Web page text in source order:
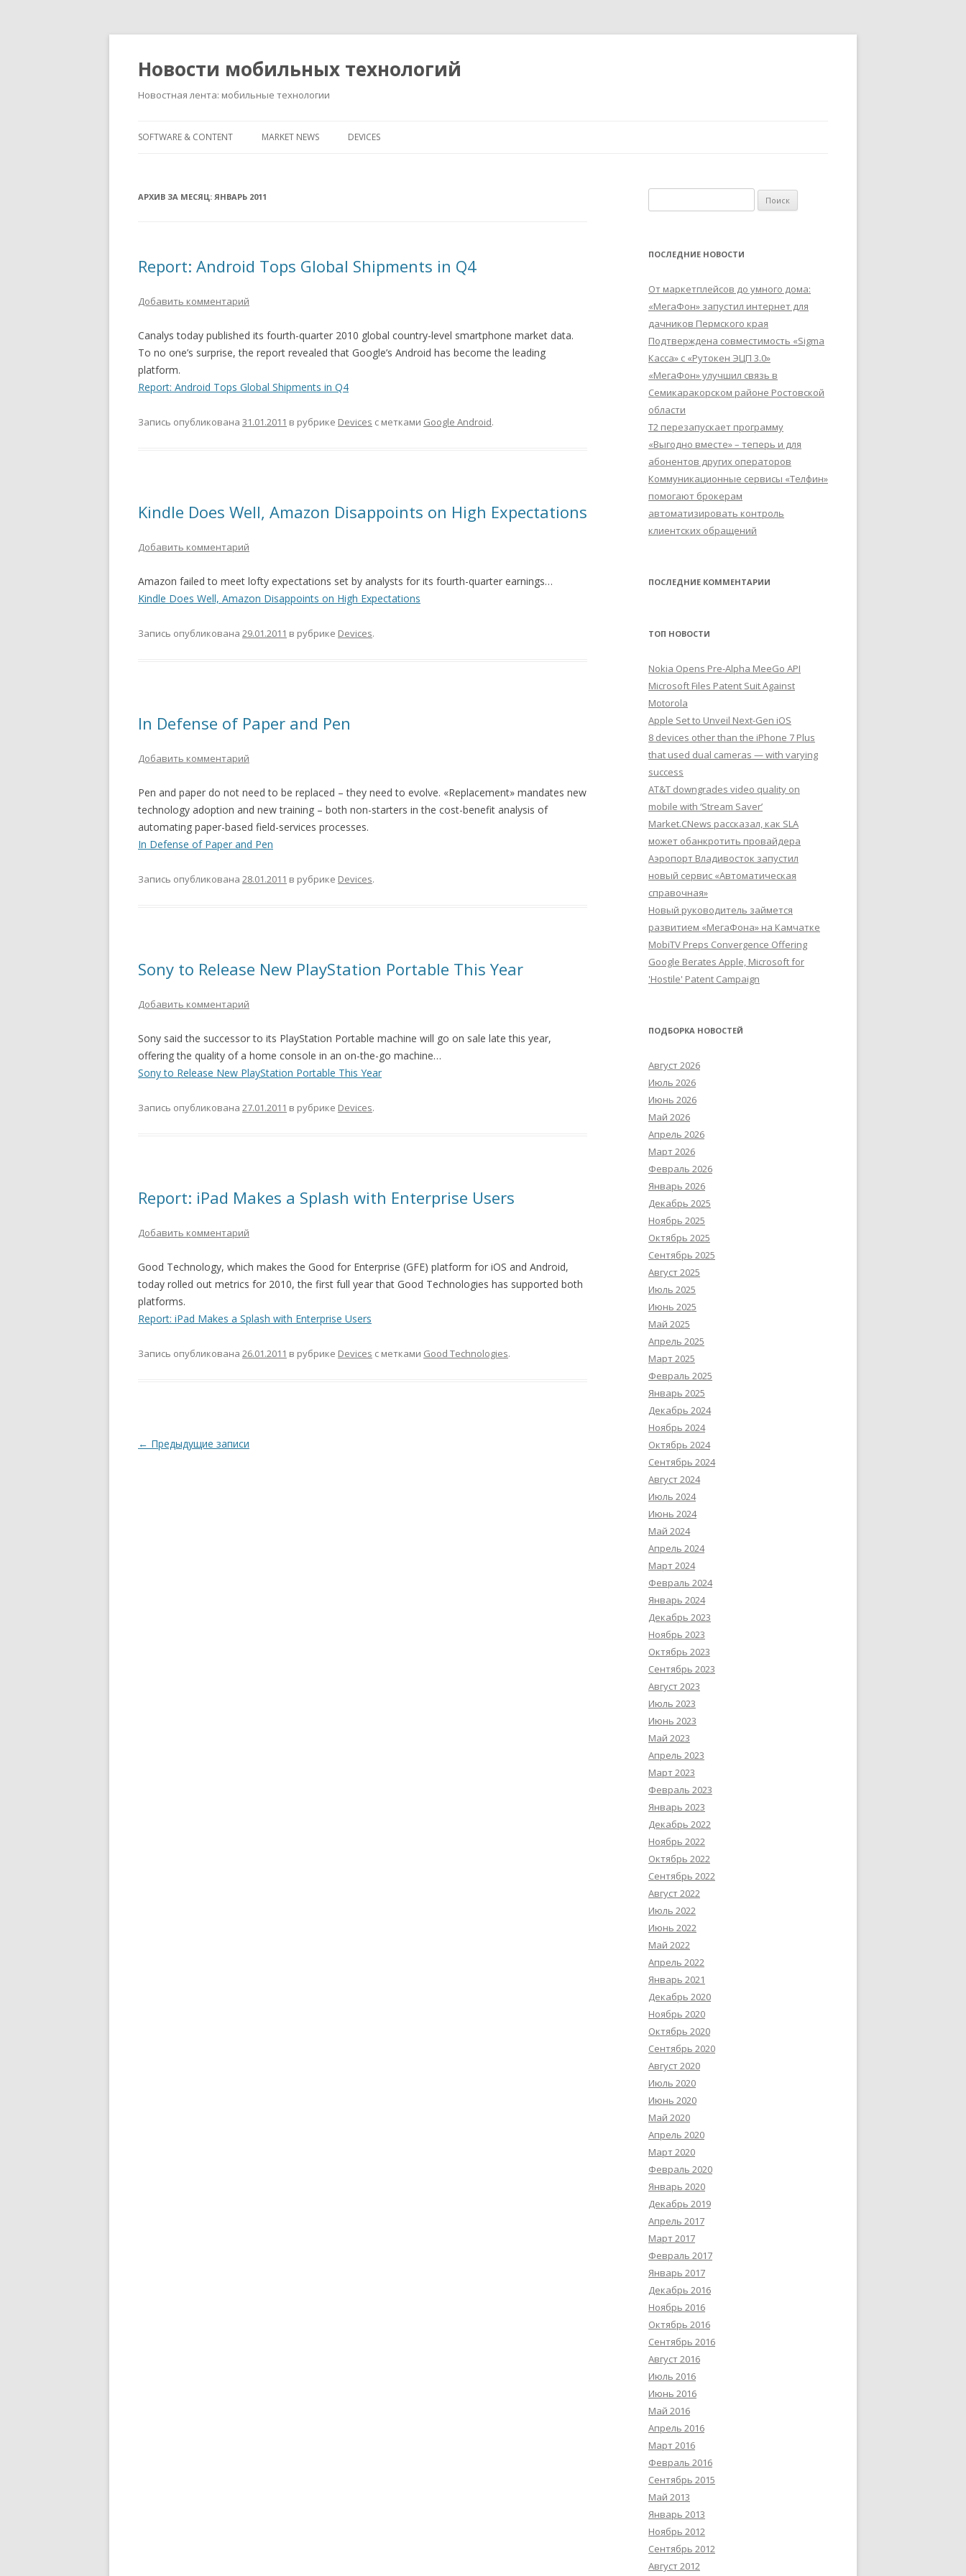
Новости мобильных технологий
Новостная лента: мобильные технологии
SOFTWARE & CONTENT MARKET NEWS DEVICES
АРХИВ ЗА МЕСЯЦ: ЯНВАРЬ 2011
Report: Android Tops Global Shipments in Q4
Добавить комментарий
Canalys today published its fourth-quarter 2010 global country-level smartphone market data.
To no one’s surprise, the report revealed that Google’s Android has become the leading
platform.
Report: Android Tops Global Shipments in Q4
Запись опубликована 31.01.2011 в рубрике Devices с метками Google Android.
Kindle Does Well, Amazon Disappoints on High Expectations
Добавить комментарий
Amazon failed to meet lofty expectations set by analysts for its fourth-quarter earnings…
Kindle Does Well, Amazon Disappoints on High Expectations
Запись опубликована 29.01.2011 в рубрике Devices.
In Defense of Paper and Pen
Добавить комментарий
Pen and paper do not need to be replaced – they need to evolve. «Replacement» mandates new
technology adoption and new training – both non-starters in the cost-benefit analysis of
automating paper-based field-services processes.
In Defense of Paper and Pen
Запись опубликована 28.01.2011 в рубрике Devices.
Sony to Release New PlayStation Portable This Year
Добавить комментарий
Sony said the successor to its PlayStation Portable machine will go on sale late this year,
offering the quality of a home console in an on-the-go machine…
Sony to Release New PlayStation Portable This Year
Запись опубликована 27.01.2011 в рубрике Devices.
Report: iPad Makes a Splash with Enterprise Users
Добавить комментарий
Good Technology, which makes the Good for Enterprise (GFE) platform for iOS and Android,
today rolled out metrics for 2010, the first full year that Good Technologies has supported both
platforms.
Report: iPad Makes a Splash with Enterprise Users
Запись опубликована 26.01.2011 в рубрике Devices с метками Good Technologies.
Навигация
← Предыдущие записи
ПОСЛЕДНИЕ НОВОСТИ
От маркетплейсов до умного дома:
«МегаФон» запустил интернет для
дачников Пермского края
Подтверждена совместимость «Sigma
Касса» с «Рутокен ЭЦП 3.0»
«МегаФон» улучшил связь в
Семикаракорском районе Ростовской
области
Т2 перезапускает программу
«Выгодно вместе» – теперь и для
абонентов других операторов
Коммуникационные сервисы «Телфин»
помогают брокерам
автоматизировать контроль
клиентских обращений
ПОСЛЕДНИЕ КОММЕНТАРИИ
ТОП НОВОСТИ
Nokia Opens Pre-Alpha MeeGo API
Microsoft Files Patent Suit Against
Motorola
Apple Set to Unveil Next-Gen iOS
8 devices other than the iPhone 7 Plus
that used dual cameras — with varying
success
AT&T downgrades video quality on
mobile with ‘Stream Saver’
Market.CNews рассказал, как SLA
может обанкротить провайдера
Аэропорт Владивосток запустил
новый сервис «Автоматическая
справочная»
Новый руководитель займется
развитием «МегаФона» на Камчатке
MobiTV Preps Convergence Offering
Google Berates Apple, Microsoft for
'Hostile' Patent Campaign
ПОДБОРКА НОВОСТЕЙ
Август 2026
Июль 2026
Июнь 2026
Май 2026
Апрель 2026
Март 2026
Февраль 2026
Январь 2026
Декабрь 2025
Ноябрь 2025
Октябрь 2025
Сентябрь 2025
Август 2025
Июль 2025
Июнь 2025
Май 2025
Апрель 2025
Март 2025
Февраль 2025
Январь 2025
Декабрь 2024
Ноябрь 2024
Октябрь 2024
Сентябрь 2024
Август 2024
Июль 2024
Июнь 2024
Май 2024
Апрель 2024
Март 2024
Февраль 2024
Январь 2024
Декабрь 2023
Ноябрь 2023
Октябрь 2023
Сентябрь 2023
Август 2023
Июль 2023
Июнь 2023
Май 2023
Апрель 2023
Март 2023
Февраль 2023
Январь 2023
Декабрь 2022
Ноябрь 2022
Октябрь 2022
Сентябрь 2022
Август 2022
Июль 2022
Июнь 2022
Май 2022
Апрель 2022
Январь 2021
Декабрь 2020
Ноябрь 2020
Октябрь 2020
Сентябрь 2020
Август 2020
Июль 2020
Июнь 2020
Май 2020
Апрель 2020
Март 2020
Февраль 2020
Январь 2020
Декабрь 2019
Апрель 2017
Март 2017
Февраль 2017
Январь 2017
Декабрь 2016
Ноябрь 2016
Октябрь 2016
Сентябрь 2016
Август 2016
Июль 2016
Июнь 2016
Май 2016
Апрель 2016
Март 2016
Февраль 2016
Сентябрь 2015
Май 2013
Январь 2013
Ноябрь 2012
Сентябрь 2012
Август 2012